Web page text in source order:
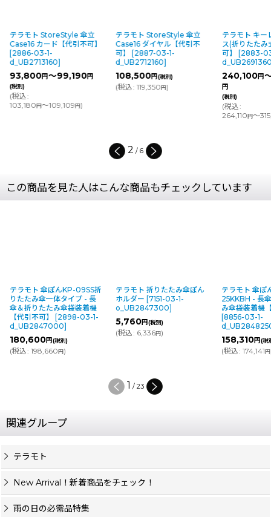
テラモト StoreStyle 傘立
Case16 カード【代引不可】
[2886-03-1-
d_UB2713160]
93,800円～99,190円
(税別)
(税込:
103,180円～109,109円)
テラモト StoreStyle 傘立
Case16 ダイヤル【代引不
可】
[2887-03-1-
d_UB2712160]
108,500円(税別)
(税込: 119,350円)
テラモト キー
ス(折りたたみ
可】
[2883-
240,100円
円
(税別)
(税込:
264,110円～
2 / 6
この商品を見た人はこんな商品もチェックしています
テラモト 傘ぽんKP-09SS折
りたたみ傘一体タイプ - 長
傘＆折りたたみ傘袋装着機
【代引不可】
[2898-03-1-
d_UB2847000]
180,600円(税別)
(税込: 198,660円)
テラモト 折りたたみ傘ぽん
ホルダー [7151-03-1-
o_UB2847300]
5,760円(税別)
(税込: 6,336円)
テラモト 傘ぽ
25KKBH - 長
み傘袋装着機
[8856-03-1-
158,310円(税
(税込: 174,141円
1 / 23
関連グループ
テラモト
New Arrival！新着商品をチェック！
雨の日の必需品特集